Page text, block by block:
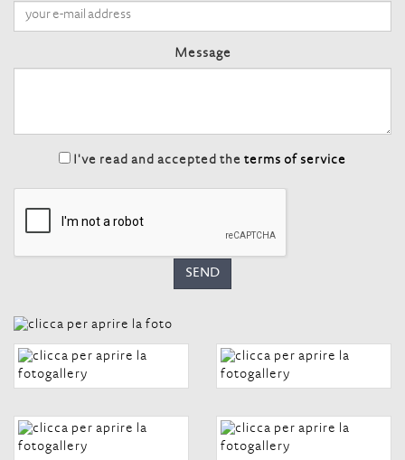
Message
I've read and accepted the terms of service